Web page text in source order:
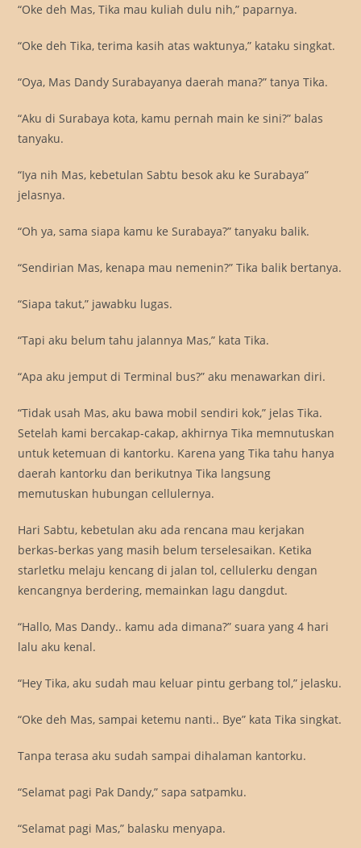
“Oke deh Mas, Tika mau kuliah dulu nih,” paparnya.
“Oke deh Tika, terima kasih atas waktunya,” kataku singkat.
“Oya, Mas Dandy Surabayanya daerah mana?” tanya Tika.
“Aku di Surabaya kota, kamu pernah main ke sini?” balas
tanyaku.
“Iya nih Mas, kebetulan Sabtu besok aku ke Surabaya”
jelasnya.
“Oh ya, sama siapa kamu ke Surabaya?” tanyaku balik.
“Sendirian Mas, kenapa mau nemenin?” Tika balik bertanya.
“Siapa takut,” jawabku lugas.
“Tapi aku belum tahu jalannya Mas,” kata Tika.
“Apa aku jemput di Terminal bus?” aku menawarkan diri.
“Tidak usah Mas, aku bawa mobil sendiri kok,” jelas Tika.
Setelah kami bercakap-cakap, akhirnya Tika memnutuskan
untuk ketemuan di kantorku. Karena yang Tika tahu hanya
daerah kantorku dan berikutnya Tika langsung
memutuskan hubungan cellulernya.
Hari Sabtu, kebetulan aku ada rencana mau kerjakan
berkas-berkas yang masih belum terselesaikan. Ketika
starletku melaju kencang di jalan tol, cellulerku dengan
kencangnya berdering, memainkan lagu dangdut.
“Hallo, Mas Dandy.. kamu ada dimana?” suara yang 4 hari
lalu aku kenal.
“Hey Tika, aku sudah mau keluar pintu gerbang tol,” jelasku.
“Oke deh Mas, sampai ketemu nanti.. Bye” kata Tika singkat.
Tanpa terasa aku sudah sampai dihalaman kantorku.
“Selamat pagi Pak Dandy,” sapa satpamku.
“Selamat pagi Mas,” balasku menyapa.